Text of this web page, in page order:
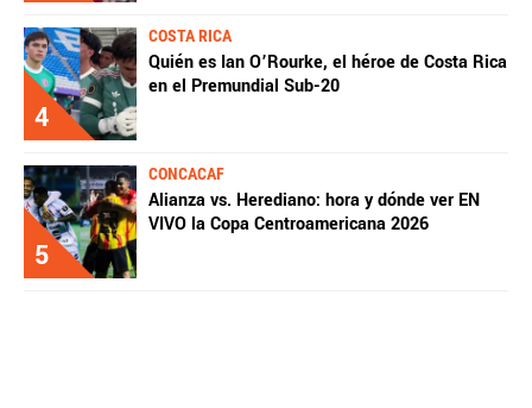
4
COSTA RICA
Quién es Ian O’Rourke, el héroe de Costa Rica
en el Premundial Sub-20
5
CONCACAF
Alianza vs. Herediano: hora y dónde ver EN
VIVO la Copa Centroamericana 2026